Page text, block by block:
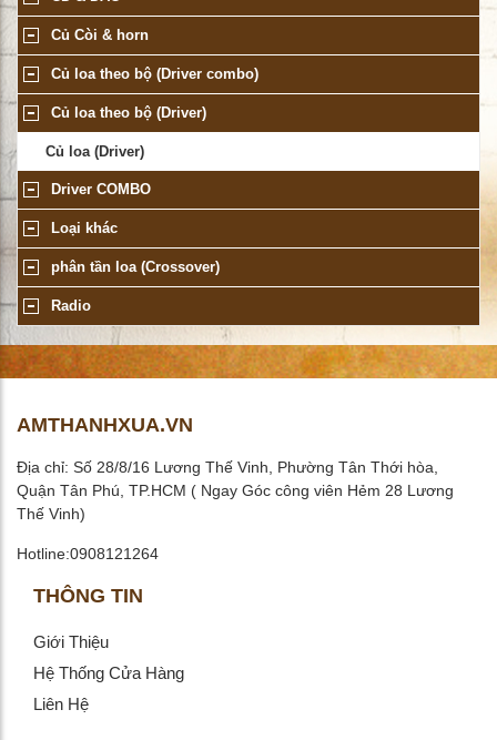
Củ Còi & horn
Củ loa theo bộ (Driver combo)
Củ loa theo bộ (Driver)
Củ loa (Driver)
Driver COMBO
Loại khác
phân tần loa (Crossover)
Radio
AMTHANHXUA.VN
Địa chỉ: Số 28/8/16 Lương Thế Vinh, Phường Tân Thới hòa,
Quận Tân Phú, TP.HCM ( Ngay Góc công viên Hẻm 28 Lương
Thế Vinh)
Hotline:0908121264
THÔNG TIN
Giới Thiệu
Hệ Thống Cửa Hàng
Liên Hệ